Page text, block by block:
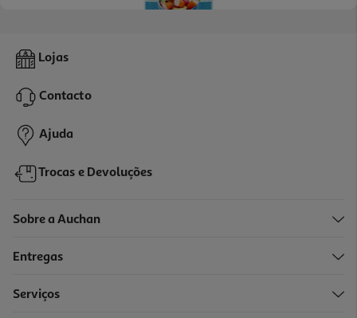
Surimi Com Sabor A Caranguejo Auchan 18 Un 300g
1,49 €
Lojas
Contacto
Ajuda
Trocas e Devoluções
Sobre a Auchan
Entregas
Serviços